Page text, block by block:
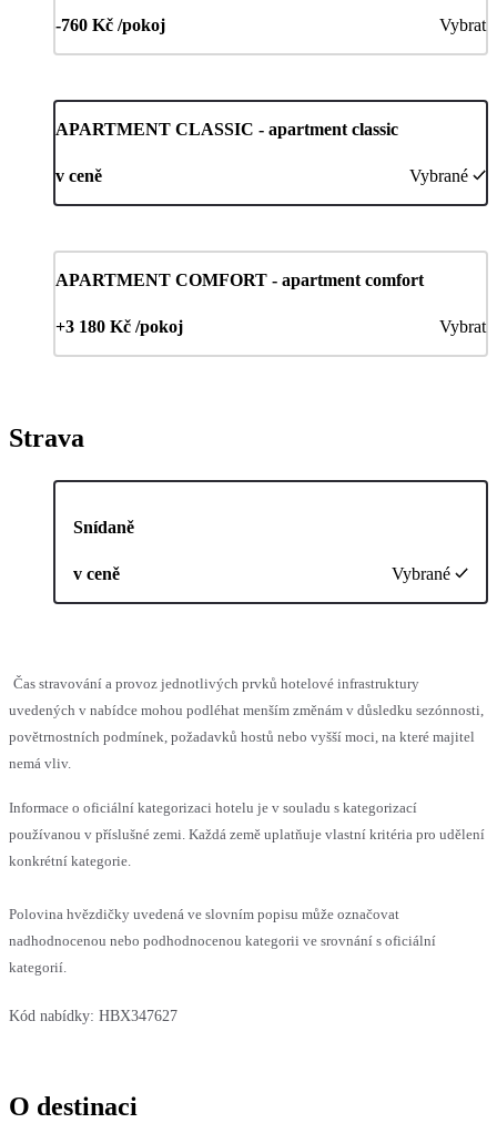
-760 Kč /pokoj Vybrat
APARTMENT CLASSIC - apartment classic
v ceně Vybrané
APARTMENT COMFORT - apartment comfort
+3 180 Kč /pokoj Vybrat
Strava
Snídaně
v ceně Vybrané
Čas stravování a provoz jednotlivých prvků hotelové infrastruktury
uvedených v nabídce mohou podléhat menším změnám v důsledku sezónnosti,
povětrnostních podmínek, požadavků hostů nebo vyšší moci, na které majitel
nemá vliv.
Informace o oficiální kategorizaci hotelu je v souladu s kategorizací
používanou v příslušné zemi. Každá země uplatňuje vlastní kritéria pro udělení
konkrétní kategorie.
Polovina hvězdičky uvedená ve slovním popisu může označovat
nadhodnocenou nebo podhodnocenou kategorii ve srovnání s oficiální
kategorií.
Kód nabídky: HBX347627
O destinaci